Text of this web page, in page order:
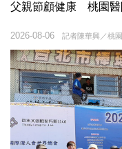
父親節顧健康 桃園醫
記者陳華興／桃
2026-08-06